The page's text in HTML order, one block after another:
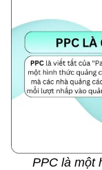
PPC là một